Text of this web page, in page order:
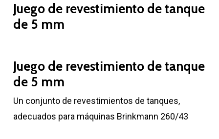
Juego de revestimiento de tanque
de 5 mm
Juego de revestimiento de tanque
de 5 mm
Un conjunto de revestimientos de tanques,
adecuados para máquinas Brinkmann 260/43